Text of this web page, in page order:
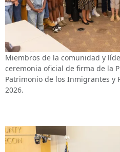
Miembros de la comunidad y
ceremonia oficial de firma de la
Patrimonio de los Inmigrantes y
2026.